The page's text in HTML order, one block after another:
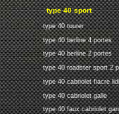
type 40 sport
type 40 tourer
type 40 berline 4 portes
type 40 berline 2 portes
type 40 roadster sport 2
type 40 cabriolet fiacre
type 40 cabriolet galle
type 40 faux cabriolet